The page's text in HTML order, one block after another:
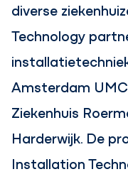
diverse
Technology
Amsterdam
Ziekenhuis
Harderwijk. De
Installation